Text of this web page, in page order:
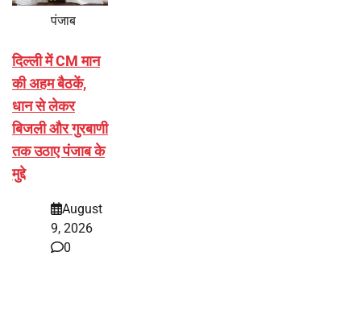
पंजाब
दिल्ली में CM मान
की अहम बैठकें,
धान से लेकर
बिजली और गुरबाणी
तक उठाए पंजाब के
मुद्दे
August
9, 2026
0